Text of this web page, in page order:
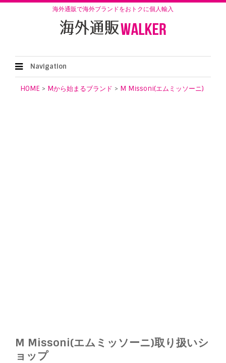
海外通販で海外ブランドをおトクに個人輸入
Navigation
HOME > Mから始まるブランド > M Missoni(エムミッソーニ)
M Missoni(エムミッソーニ)取り扱いシ
ョップ